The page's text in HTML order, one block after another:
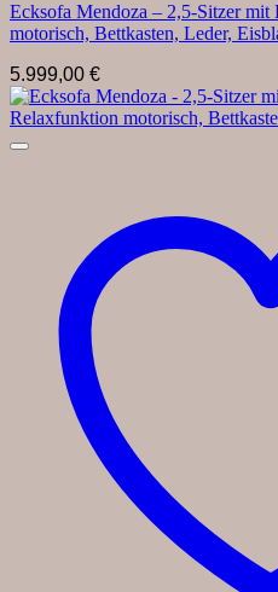
Ecksofa Mendoza – 2,5-Sitzer
motorisch, Bettkasten, Leder,
5.999,00 €